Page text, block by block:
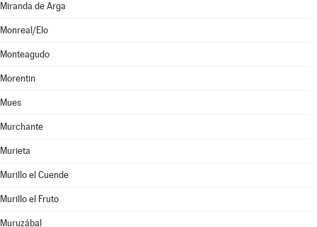
Miranda de Arga
Monreal/Elo
Monteagudo
Morentin
Mues
Murchante
Murieta
Murillo el Cuende
Murillo el Fruto
Muruzábal